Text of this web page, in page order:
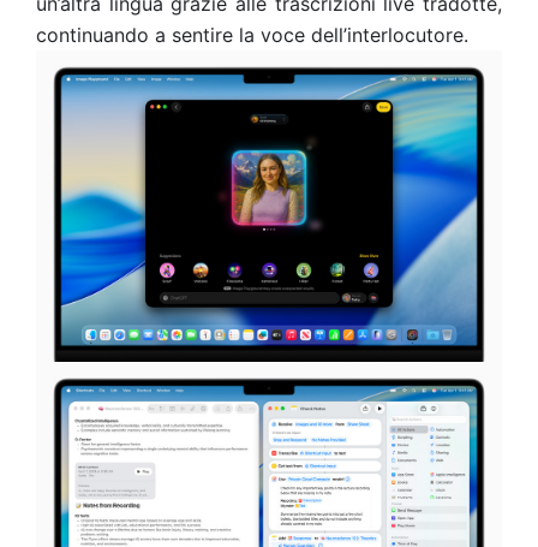
continuando a sentire la voce dell’interlocutore.